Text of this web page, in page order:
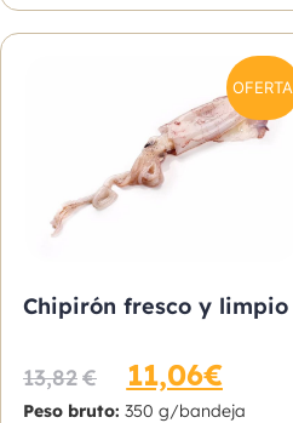
OFERTA
Chipirón fresco y limpio
13,82€ 11,06€
Peso bruto: 350 g/bandeja